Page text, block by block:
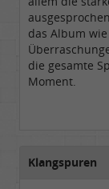
das Album
die gesamte
Moment.
Klangspuren